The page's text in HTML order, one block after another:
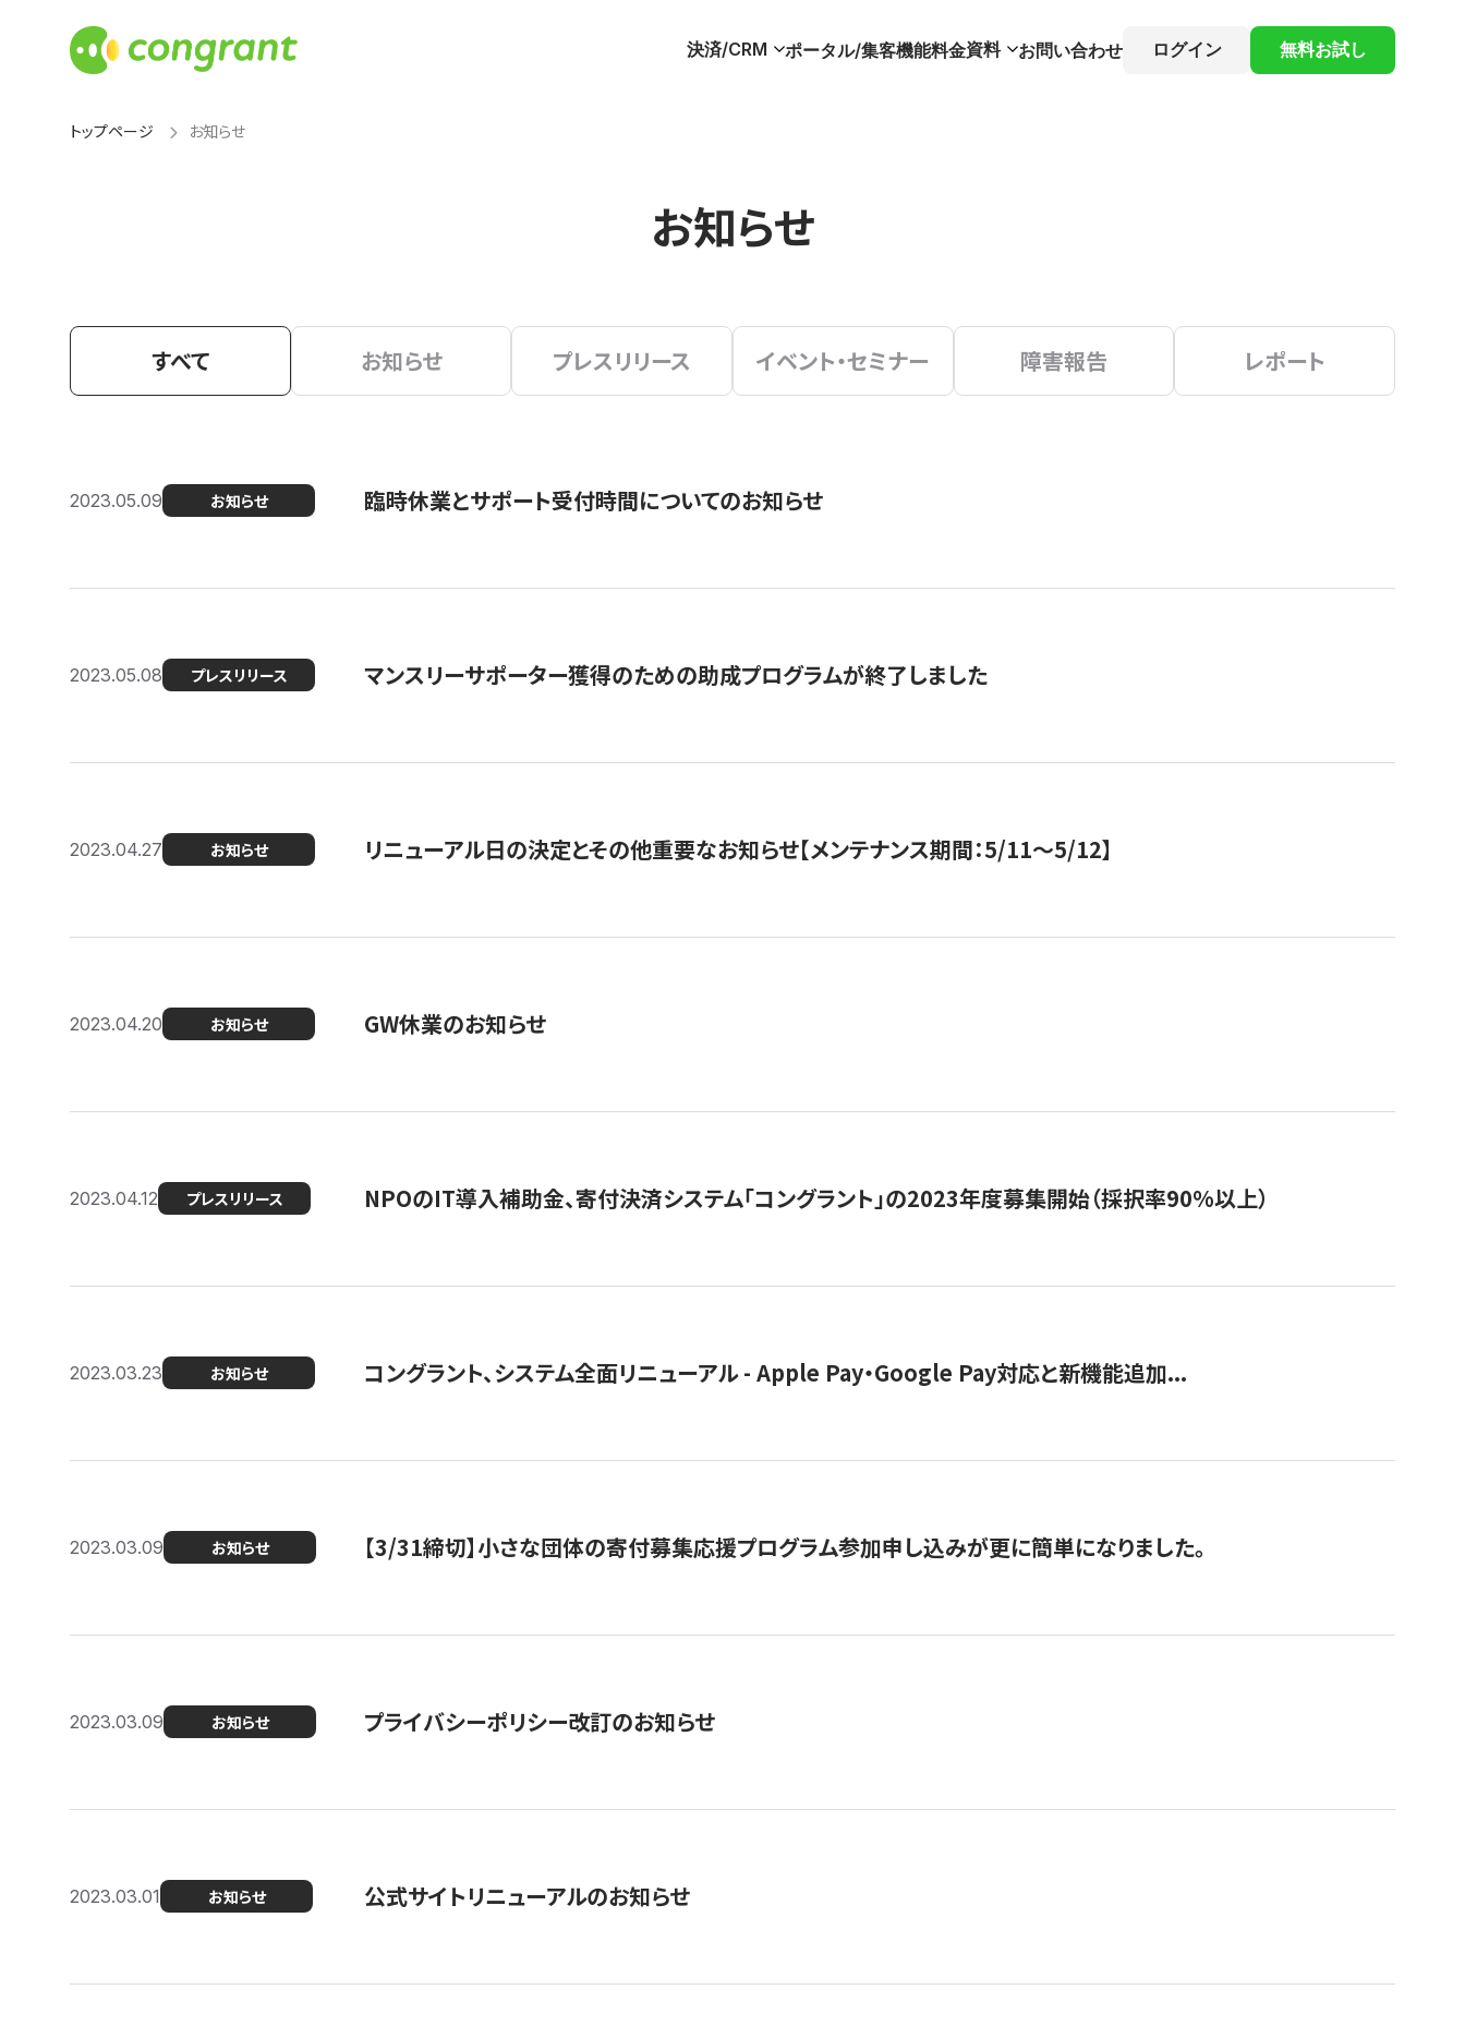
決済/CRM ポータル/集客機能料金資料 お問い合わせ ログイン 無料お試し
トップページ お知らせ
お知らせ
すべて お知らせ プレスリリース イベント・セミナー 障害報告 レポート
2023.05.09 お知らせ 臨時休業とサポート受付時間についてのお知らせ
2023.05.08 プレスリリース マンスリーサポーター獲得のための助成プログラムが終了しました
2023.04.27 お知らせ リニューアル日の決定とその他重要なお知らせ【メンテナンス期間：5/11～5/12】
2023.04.20 お知らせ GW休業のお知らせ
2023.04.12 プレスリリース NPOのIT導入補助金、寄付決済システム「コングラント」の2023年度募集開始（採択率90%以上）
2023.03.23 お知らせ コングラント、システム全面リニューアル - Apple Pay・Google Pay対応と新機能追加...
2023.03.09 お知らせ 【3/31締切】小さな団体の寄付募集応援プログラム参加申し込みが更に簡単になりました。
2023.03.09 お知らせ プライバシーポリシー改訂のお知らせ
2023.03.01 お知らせ 公式サイトリニューアルのお知らせ